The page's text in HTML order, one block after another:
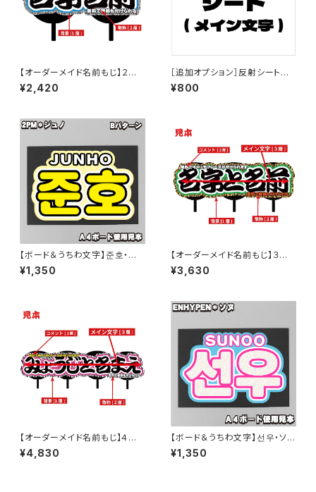
【オーダーメイド名前もじ】２連
結【プリントうちわ文字】
¥2,420
［追加オプション］反射シートに
変更【プリントうちわ文字】
¥800
【ボード＆うちわ文字】준호・ジュ
ノ③ 即納 【2PM】
¥1,350
【オーダーメイド名前もじ】３連
結【プリントうちわ文字】
¥3,630
【オーダーメイド名前もじ】４連
結【プリントうちわ文字】
¥4,830
【ボード＆うちわ文字】선우・ソヌ
② 即納 【ENHYPEN】
¥1,350